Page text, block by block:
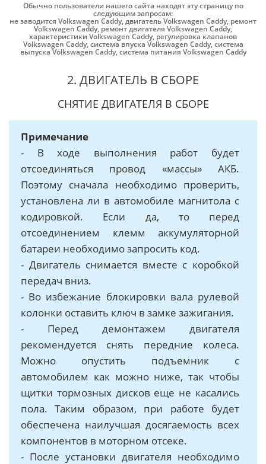
Обычно пользователи нашего сайта находят эту страницу по
следующим запросам:
не заводится Volkswagen Caddy,двигатель Volkswagen Caddy, ремонт
Volkswagen Caddy, ремонт двигателя Volkswagen Caddy,
характеристики Volkswagen Caddy, регулировка клапанов
Volkswagen Caddy,система впуска Volkswagen Caddy,система
выпуска Volkswagen Caddy,система питания Volkswagen Caddy
2. ДВИГАТЕЛЬ В СБОРЕ
СНЯТИЕ ДВИГАТЕЛЯ В СБОРЕ
Примечание
- В ходе выполнения работ будет
отсоединяться провод «массы» АКБ.
Поэтому сначала необходимо проверить,
установлена ли в автомобиле магнитола с
кодировкой. Если да, то перед
отсоединением клемм аккумуляторной
батареи необходимо запросить код.
- Двигатель снимается вместе с коробкой
передач вниз.
- Во избежание блокировки вала рулевой
колонки оставить ключ в замке зажигания.
- Перед демонтажем двигателя
рекомендуется снять передние колеса.
Можно опустить подъемник с
автомобилем как можно ниже, так чтобы
щитки тормозных дисков еще не касались
пола. Таким образом, при работе будет
обеспечена наилучшая досягаемость всех
компонентов в моторном отсеке.
- После установки двигателя необходимо